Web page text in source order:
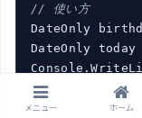
// 使い方
DateOnly
DateOnly today
// うるう年生まれ
メニュー ホーム